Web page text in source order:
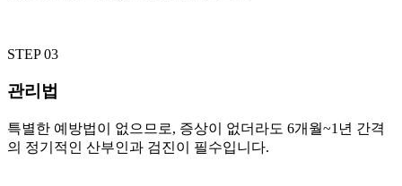
STEP 03
관리법
특별한 예방법이 없으므로, 증상이 없더라도 6개월~1년 간격
의 정기적인 산부인과 검진이 필수입니다.